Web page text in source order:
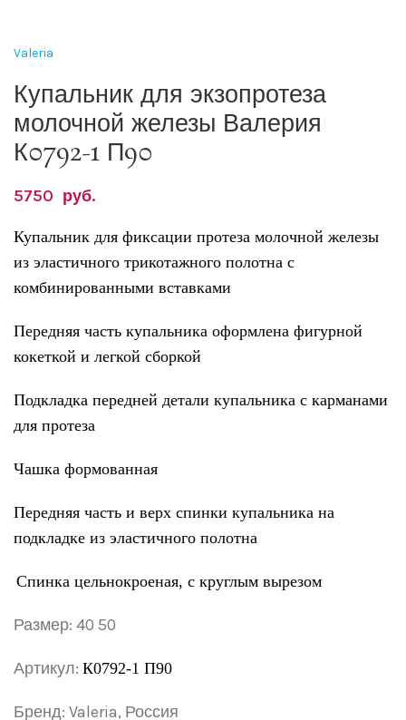
Valeria
Купальник для экзопротеза
молочной железы Валерия
К0792-1 П90
5750 руб.
Купальник для фиксации протеза молочной железы
из эластичного трикотажного полотна с
комбинированными вставками
Передняя часть купальника оформлена фигурной
кокеткой и легкой сборкой
Подкладка передней детали купальника с карманами
для протеза
Чашка формованная
Передняя часть и верх спинки купальника на
подкладке из эластичного полотна
Спинка цельнокроеная, с круглым вырезом
Размер: 40 50
Артикул: К0792-1 П90
Бренд: Valeria, Россия